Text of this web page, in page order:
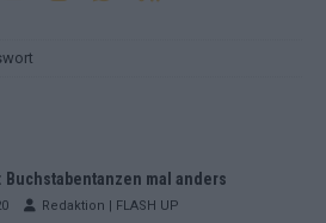
Buchstabentanzen mal anders
Redaktion | FLASH UP